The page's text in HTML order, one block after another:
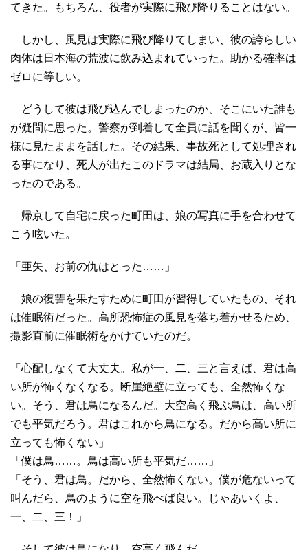
てきた。もちろん、役者が実際に飛び降りることはない。
しかし、風見は実際に飛び降りてしまい、彼の誇らしい
肉体は日本海の荒波に飲み込まれていった。助かる確率は
ゼロに等しい。
どうして彼は飛び込んでしまったのか、そこにいた誰も
が疑問に思った。警察が到着して全員に話を聞くが、皆一
様に見たままを話した。その結果、事故死として処理され
る事になり、死人が出たこのドラマは結局、お蔵入りとな
ったのである。
帰京して自宅に戻った町田は、娘の写真に手を合わせて
こう呟いた。
「亜矢、お前の仇はとった……」
娘の復讐を果たすために町田が習得していたもの、それ
は催眠術だった。高所恐怖症の風見を落ち着かせるため、
撮影直前に催眠術をかけていたのだ。
「心配しなくて大丈夫。私が一、二、三と言えば、君は高
い所が怖くなくなる。断崖絶壁に立っても、全然怖くな
い。そう、君は鳥になるんだ。大空高く飛ぶ鳥は、高い所
でも平気だろう。君はこれから鳥になる。だから高い所に
立っても怖くない」
「僕は鳥……。鳥は高い所も平気だ……」
「そう、君は鳥。だから、全然怖くない。僕が危ないって
叫んだら、鳥のように空を飛べば良い。じゃあいくよ、
一、二、三！」